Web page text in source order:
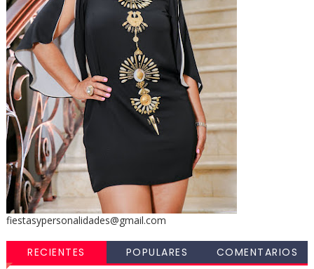
fiestasypersonalidades@gmail.com
RECIENTES POPULARES COMENTARIOS